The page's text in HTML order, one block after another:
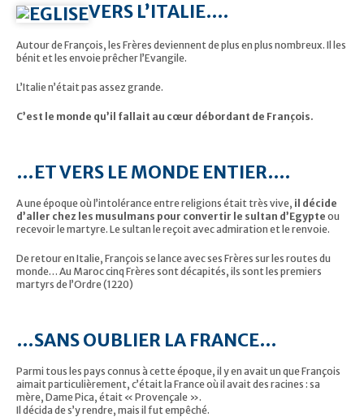
VERS L’ITALIE….
Autour de François, les Frères deviennent de plus en plus nombreux. Il les
bénit et les envoie prêcher l’Evangile.
L’Italie n’était pas assez grande.
C’est le monde qu’il fallait au cœur débordant de François.
…ET VERS LE MONDE ENTIER….
A une époque où l’intolérance entre religions était très vive, il décide
d’aller chez les musulmans pour convertir le sultan d’Egypte ou
recevoir le martyre. Le sultan le reçoit avec admiration et le renvoie.
De retour en Italie, François se lance avec ses Frères sur les routes du
monde… Au Maroc cinq Frères sont décapités, ils sont les premiers
martyrs de l’Ordre (1220)
…SANS OUBLIER LA FRANCE…
Parmi tous les pays connus à cette époque, il y en avait un que François
aimait particulièrement, c’était la France où il avait des racines : sa
mère, Dame Pica, était « Provençale ».
Il décida de s’y rendre, mais il fut empêché.